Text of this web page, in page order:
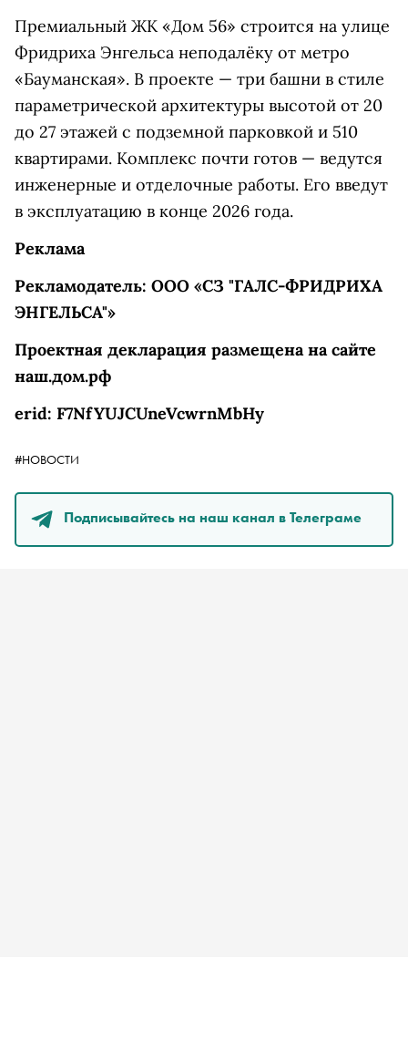
Премиальный ЖК «Дом 56» строится на улице
Фридриха Энгельса неподалёку от метро
«Бауманская». В проекте — три башни в стиле
параметрической архитектуры высотой от 20
до 27 этажей с подземной парковкой и 510
квартирами. Комплекс почти готов — ведутся
инженерные и отделочные работы. Его введут
в эксплуатацию в конце 2026 года.
Реклама
Рекламодатель: ООО «СЗ "ГАЛС-ФРИДРИХА
ЭНГЕЛЬСА"»
Проектная декларация размещена на сайте
наш.дом.рф
erid: F7NfYUJCUneVcwrnMbHy
#НОВОСТИ
Подписывайтесь на наш канал в Телеграме